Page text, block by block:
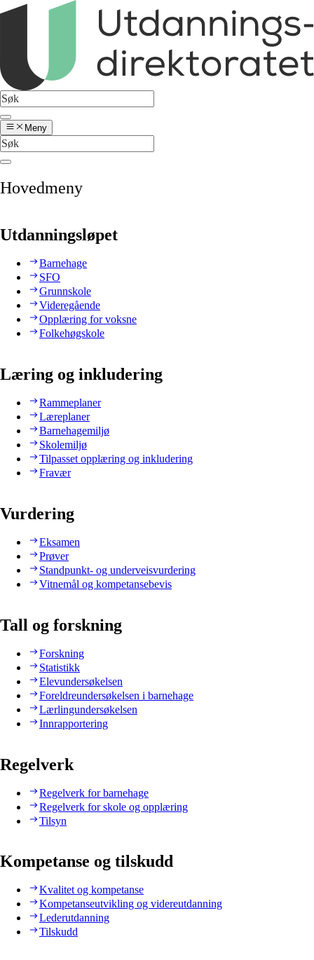
Meny
Hovedmeny
Utdanningsløpet
Barnehage
SFO
Grunnskole
Videregående
Opplæring for voksne
Folkehøgskole
Læring og inkludering
Rammeplaner
Læreplaner
Barnehagemiljø
Skolemiljø
Tilpasset opplæring og inkludering
Fravær
Vurdering
Eksamen
Prøver
Standpunkt- og underveisvurdering
Vitnemål og kompetansebevis
Tall og forskning
Forskning
Statistikk
Elevundersøkelsen
Foreldreundersøkelsen i barnehage
Lærlingundersøkelsen
Innrapportering
Regelverk
Regelverk for barnehage
Regelverk for skole og opplæring
Tilsyn
Kompetanse og tilskudd
Kvalitet og kompetanse
Kompetanseutvikling og videreutdanning
Lederutdanning
Tilskudd